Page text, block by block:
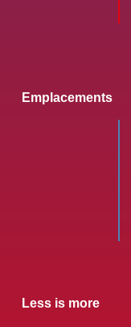
Emplacements
Less is more